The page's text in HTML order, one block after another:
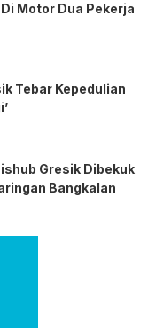
Motor Dua Pekerja
Tebar Kepedulian
Gresik Dibekuk
Bangkalan